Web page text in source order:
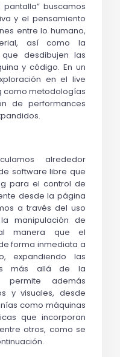
buscamos
y el pensamiento
entre lo humano,
así como la
desdibujen las
y código. En un
en el live
como metodologías
de performances
alrededor
software libre que
para el control de
desde la página
a través del uso
manipulación de
manera que el
forma inmediata a
expandiendo las
más allá de la
permite además
y visuales, desde
como máquinas
que incorporan
otros, como se